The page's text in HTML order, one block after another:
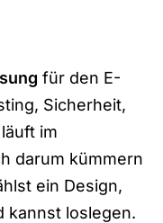
für den E-
Sicherheit,
im
darum kümmern
ein Design,
kannst loslegen.